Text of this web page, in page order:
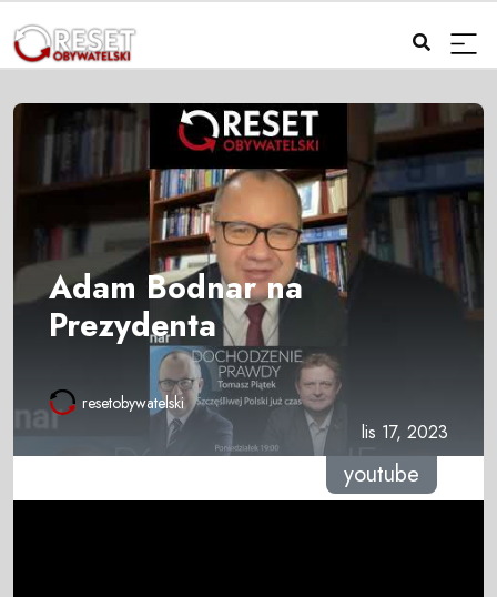
Adam Bodnar na
Prezydenta
resetobywatelski
lis 17, 2023
youtube